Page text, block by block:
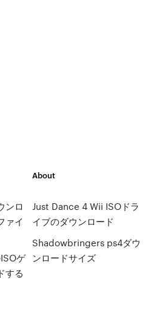
ンロ
ァイ
ゲ
する
About
Just Dance 4 Wii ISOドラ
イブのダウンロード
Shadowbringers ps4ダウ
ンロードサイズ